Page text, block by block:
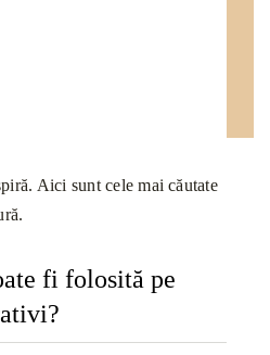
Aici sunt cele mai căutate
fi folosită pe